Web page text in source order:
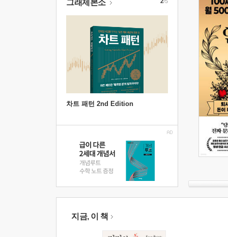
그래제본소
차트 패턴 2nd Edition
지금, 이 책